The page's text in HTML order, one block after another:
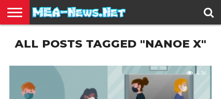
TERBARU
EDUKASI
HIBURAN
INSPIRASI
KESEHATAN
KULINER
OLAH
RAGA
OTOMOTIF
TRAVEL
JUAL
BELI
ALL POSTS TAGGED "NANOE X"
4.1K